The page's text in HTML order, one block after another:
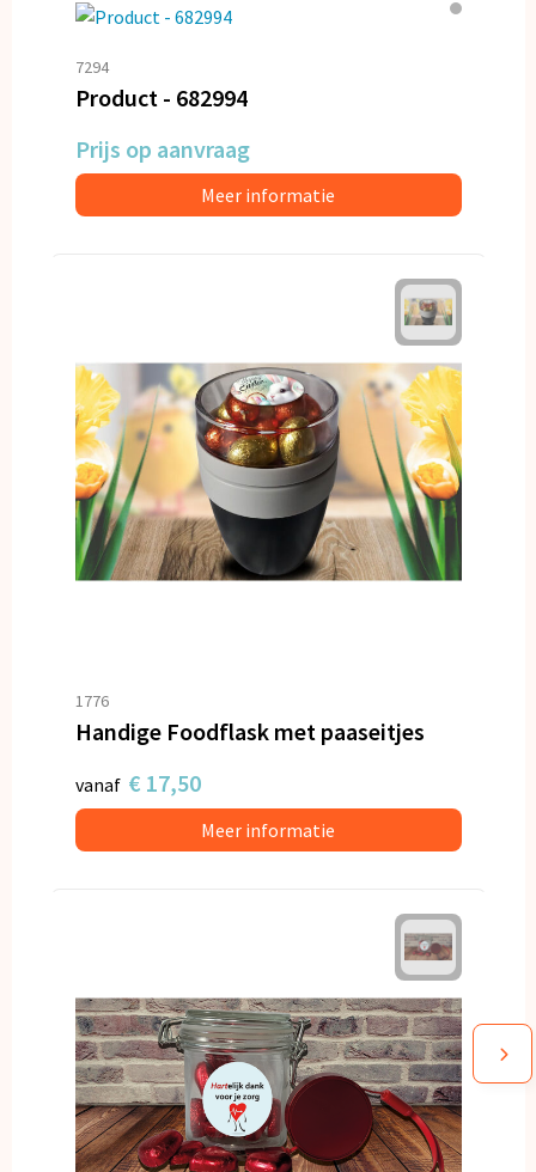
7294
Product - 682994
Prijs op aanvraag
Meer informatie
1776
Handige Foodflask met paaseitjes
vanaf € 17,50
Meer informatie